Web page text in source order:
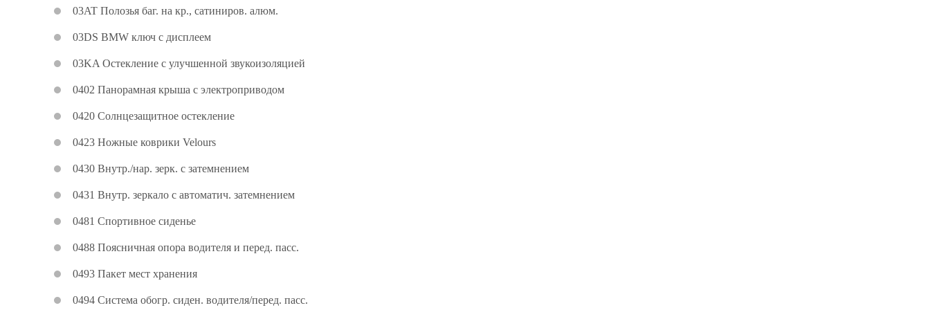
03AT Полозья баг. на кр., сатиниров. алюм.
03DS BMW ключ с дисплеем
03KA Остекление с улучшенной звукоизоляцией
0402 Панорамная крыша с электроприводом
0420 Солнцезащитное остекление
0423 Ножные коврики Velours
0430 Внутр./нар. зерк. с затемнением
0431 Внутр. зеркало с автоматич. затемнением
0481 Спортивное сиденье
0488 Поясничная опора водителя и перед. пасс.
0493 Пакет мест хранения
0494 Система обогр. сиден. водителя/перед. пасс.